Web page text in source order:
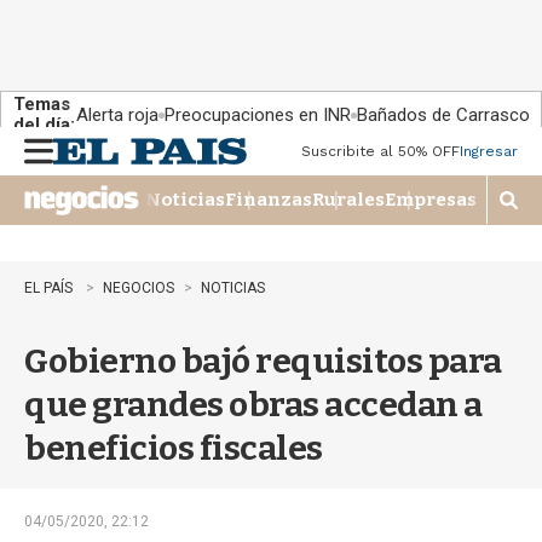
Temas
del día:Alerta roja Preocupaciones en INR Bañados de Carrasco
n
u
Suscribite al 50% OFFIngresar
NoticiasFinanzasRuralesEmpresas
M
o
EL PAÍS NEGOCIOS NOTICIAS
Gobierno bajó requisitos para
que grandes obras accedan a
beneficios fiscales
04/05/2020, 22:12